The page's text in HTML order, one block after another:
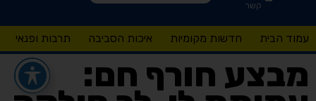
קשר
עמוד הבית חדשות מקומיות איכות הסביבה תרבות ופנאי
מבצע חורף חם: